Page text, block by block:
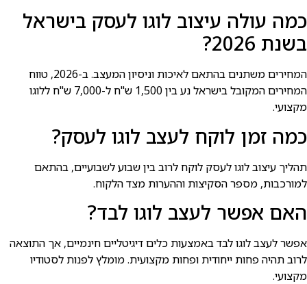
כמה עולה עיצוב לוגו לעסק בישראל
בשנת 2026?
המחירים משתנים בהתאם לאיכות וניסיון המעצב. ב-2026, טווח
המחירים המקובל בישראל נע בין 1,500 ש"ח ל-7,000 ש"ח ללוגו
מקצועי.
כמה זמן לוקח לעצב לוגו לעסק?
תהליך עיצוב לוגו לעסק לוקח לרוב בין שבוע לשבועיים, בהתאם
למורכבות, מספר הסקיצות וההערות מצד הלקוח.
האם אפשר לעצב לוגו לבד?
אפשר לעצב לוגו לבד באמצעות כלים דיגיטליים חינמיים, אך התוצאה
לרוב תהיה פחות ייחודית ופחות מקצועית. מומלץ לפנות לסטודיו
מקצועי.